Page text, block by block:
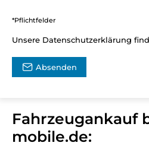
*Pflichtfelder
Unsere Datenschutzerklärung
Absenden
Fahrzeugankauf
mobile.de: